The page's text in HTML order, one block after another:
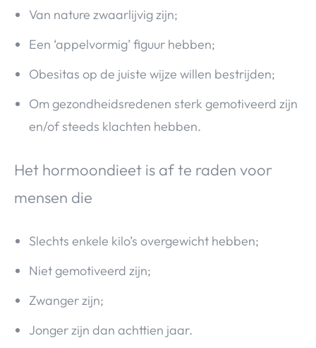
Van nature zwaarlijvig zijn;
Een ‘appelvormig’ figuur hebben;
Obesitas op de juiste wijze willen bestrijden;
Om gezondheidsredenen sterk gemotiveerd zijn
en/of steeds klachten hebben.
Het hormoondieet is af te raden voor
mensen die
Slechts enkele kilo’s overgewicht hebben;
Niet gemotiveerd zijn;
Zwanger zijn;
Jonger zijn dan achttien jaar.